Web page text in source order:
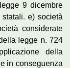
9 dicembre
e) società
considerate
legge n. 724
della
in conseguenza